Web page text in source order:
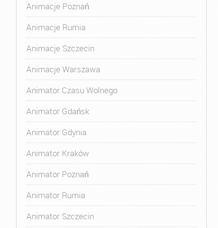
Animacje Poznań
Animacje Rumia
Animacje Szczecin
Animacje Warszawa
Animator Czasu Wolnego
Animator Gdańsk
Animator Gdynia
Animator Kraków
Animator Poznań
Animator Rumia
Animator Szczecin